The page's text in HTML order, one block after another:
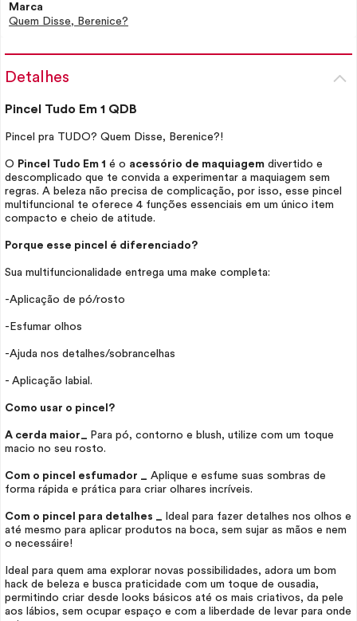
Marca
Quem Disse, Berenice?
Detalhes
Pincel Tudo Em 1 QDB
Pincel pra TUDO? Quem Disse, Berenice?!
O Pincel Tudo Em 1 é o acessório de maquiagem divertido e
descomplicado que te convida a experimentar a maquiagem sem
regras. A beleza não precisa de complicação, por isso, esse pincel
multifuncional te oferece 4 funções essenciais em um único item
compacto e cheio de atitude.
Porque esse pincel é diferenciado?
Sua multifuncionalidade entrega uma make completa:
-Aplicação de pó/rosto
-Esfumar olhos
-Ajuda nos detalhes/sobrancelhas
- Aplicação labial.
Como usar o pincel?
A cerda maior_ Para pó, contorno e blush, utilize com um toque
macio no seu rosto.
Com o pincel esfumador _ Aplique e esfume suas sombras de
forma rápida e prática para criar olhares incríveis.
Com o pincel para detalhes _ Ideal para fazer detalhes nos olhos e
até mesmo para aplicar produtos na boca, sem sujar as mãos e nem
o necessáire!
Ideal para quem ama explorar novas possibilidades, adora um bom
hack de beleza e busca praticidade com um toque de ousadia,
permitindo criar desde looks básicos até os mais criativos, da pele
aos lábios, sem ocupar espaço e com a liberdade de levar para onde